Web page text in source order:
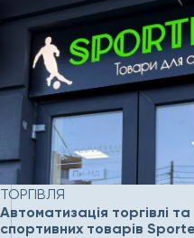
ТОРГІВЛЯ
Автоматизація торгівлі та
спортивних товарів